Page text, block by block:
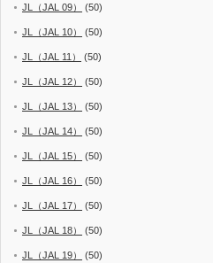
JL（JAL 09） (50)
JL（JAL 10） (50)
JL（JAL 11） (50)
JL（JAL 12） (50)
JL（JAL 13） (50)
JL（JAL 14） (50)
JL（JAL 15） (50)
JL（JAL 16） (50)
JL（JAL 17） (50)
JL（JAL 18） (50)
JL（JAL 19） (50)